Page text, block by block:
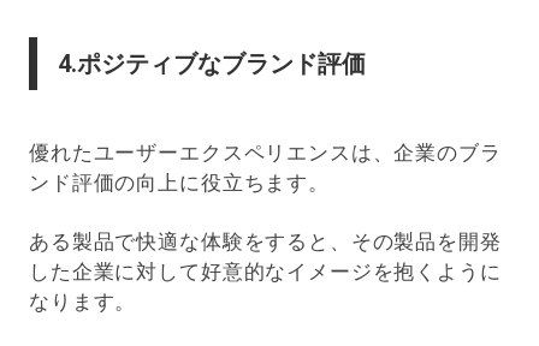
4.ポジティブなブランド評価
優れたユーザーエクスペリエンスは、企業のブラ
ンド評価の向上に役立ちます。
ある製品で快適な体験をすると、その製品を開発
した企業に対して好意的なイメージを抱くように
なります。